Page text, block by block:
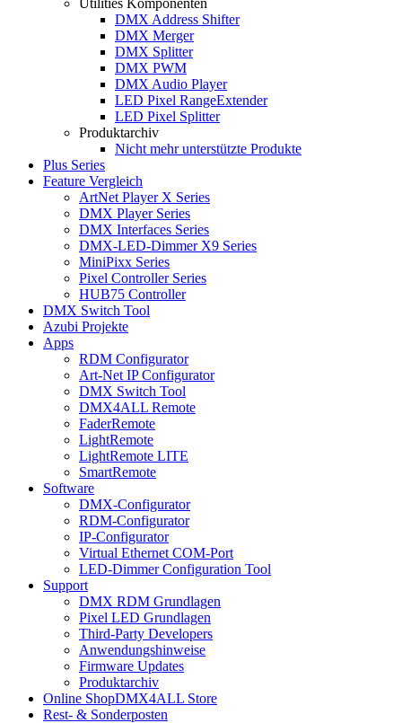
Utilities Komponenten
DMX Address Shifter
DMX Merger
DMX Splitter
DMX PWM
DMX Audio Player
LED Pixel RangeExtender
LED Pixel Splitter
Produktarchiv
Nicht mehr unterstützte Produkte
Plus Series
Feature Vergleich
ArtNet Player X Series
DMX Player Series
DMX Interfaces Series
DMX-LED-Dimmer X9 Series
MiniPixx Series
Pixel Controller Series
HUB75 Controller
DMX Switch Tool
Azubi Projekte
Apps
RDM Configurator
Art-Net IP Configurator
DMX Switch Tool
DMX4ALL Remote
FaderRemote
LightRemote
LightRemote LITE
SmartRemote
Software
DMX-Configurator
RDM-Configurator
IP-Configurator
Virtual Ethernet COM-Port
LED-Dimmer Configuration Tool
Support
DMX RDM Grundlagen
Pixel LED Grundlagen
Third-Party Developers
Anwendungshinweise
Firmware Updates
Produktarchiv
Online ShopDMX4ALL Store
Rest- & Sonderposten